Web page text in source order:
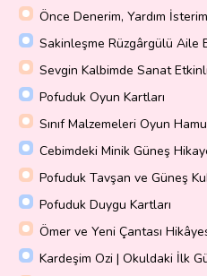
Önce Denerim, Yardım
Sakinleşme Rüzgârgülü Aile
Sevgin Kalbimde Sanat
Pofuduk Oyun Kartları
Sınıf Malzemeleri Oyun
Cebimdeki Minik Güneş
Pofuduk Tavşan ve Güneş
Pofuduk Duygu Kartları
Ömer ve Yeni Çantası
Kardeşim Ozi | Okuldaki İlk